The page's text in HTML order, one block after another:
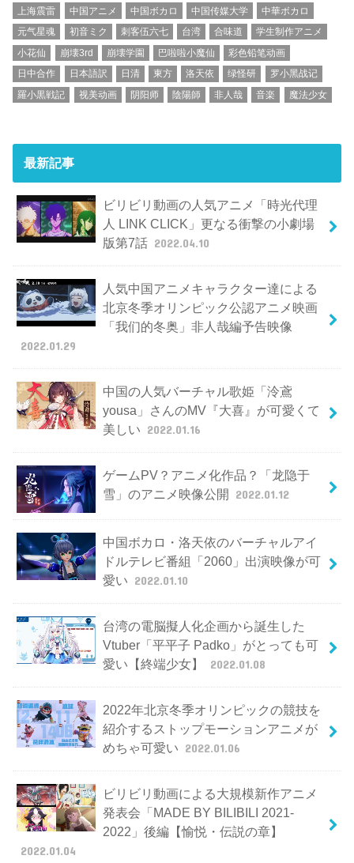
上海震雷
中国アニメ 中国ボカロ 中国传媒大学
中華ボカロ
元气星魂
初音ミク 刺客伍六七 台湾 合味道
学生制作アニメ
小花仙
崩壊3rd 崩壊学園 巴啦啦小魔仙
彩色铅笔动画
日中合作
日本語訳 日清 東方 洛天依 绿怪研
罗小黑战记
羅小黒戦記
视美动画 阴阳师 陰陽師 非人哉 音楽 魔法少女
最新記事
ビリビリ動画の人気アニメ「時光代理
人 LINK CLICK」更なる衝撃の小劇場
版第7話 2022.04.10
人気中国アニメキャラクター達による
北京冬季オリンピック公認アニメ映画
「我们的冬奥」非人哉編予告映像
2022.01.29
中国の人気バーチャル歌姫「泠鳶
yousa」さんのMV『大喜』が可愛くて
美しい 2022.01.16
ゲームPV？アニメ化作品？「龙隐于
雪」のアニメ映像公開 2022.01.12
中国ボカロ・洛天依のバーチャルアイ
ドルテレビ番組「2060」出演映像が可
愛い 2022.01.10
台湾の電脳擬人化企画から誕生した
Vtuber「平平子 Padko」がとっても可
愛い【終端少女】
2022.01.08
2022年北京冬季オリンピックの競技を
紹介するストップモーションアニメが
めちゃ可愛い 2022.01.06
ビリビリ動画による大規模新作アニメ
発表会「MADE BY BILIBILI 2021-
2022」後編【愉悦・伝説の章】
2022.01.04